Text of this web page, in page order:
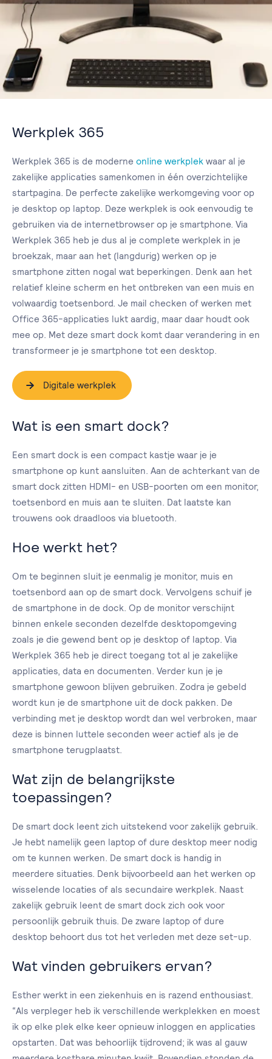
Werkplek 365
Werkplek 365 is de moderne online werkplek waar al je
zakelijke applicaties samenkomen in één overzichtelijke
startpagina. De perfecte zakelijke werkomgeving voor op
je desktop op laptop. Deze werkplek is ook eenvoudig te
gebruiken via de internetbrowser op je smartphone. Via
Werkplek 365 heb je dus al je complete werkplek in je
broekzak, maar aan het (langdurig) werken op je
smartphone zitten nogal wat beperkingen. Denk aan het
relatief kleine scherm en het ontbreken van een muis en
volwaardig toetsenbord. Je mail checken of werken met
Office 365-applicaties lukt aardig, maar daar houdt ook
mee op. Met deze smart dock komt daar verandering in en
transformeer je je smartphone tot een desktop.
Digitale werkplek
Wat is een smart dock?
Een smart dock is een compact kastje waar je je
smartphone op kunt aansluiten. Aan de achterkant van de
smart dock zitten HDMI- en USB-poorten om een monitor,
toetsenbord en muis aan te sluiten. Dat laatste kan
trouwens ook draadloos via bluetooth.
Hoe werkt het?
Om te beginnen sluit je eenmalig je monitor, muis en
toetsenbord aan op de smart dock. Vervolgens schuif je
de smartphone in de dock. Op de monitor verschijnt
binnen enkele seconden dezelfde desktopomgeving
zoals je die gewend bent op je desktop of laptop. Via
Werkplek 365 heb je direct toegang tot al je zakelijke
applicaties, data en documenten. Verder kun je je
smartphone gewoon blijven gebruiken. Zodra je gebeld
wordt kun je de smartphone uit de dock pakken. De
verbinding met je desktop wordt dan wel verbroken, maar
deze is binnen luttele seconden weer actief als je de
smartphone terugplaatst.
Wat zijn de belangrijkste
toepassingen?
De smart dock leent zich uitstekend voor zakelijk gebruik.
Je hebt namelijk geen laptop of dure desktop meer nodig
om te kunnen werken. De smart dock is handig in
meerdere situaties. Denk bijvoorbeeld aan het werken op
wisselende locaties of als secundaire werkplek. Naast
zakelijk gebruik leent de smart dock zich ook voor
persoonlijk gebruik thuis. De zware laptop of dure
desktop behoort dus tot het verleden met deze set-up.
Wat vinden gebruikers ervan?
Esther werkt in een ziekenhuis en is razend enthousiast.
“Als verpleger heb ik verschillende werkplekken en moest
ik op elke plek elke keer opnieuw inloggen en applicaties
opstarten. Dat was behoorlijk tijdrovend; ik was al gauw